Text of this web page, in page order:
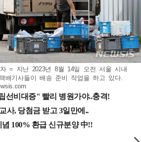
= 지난 2023년 8월 14일 오전 서울 시내
배기사들이 배송 준비 작업을 하고 있다.